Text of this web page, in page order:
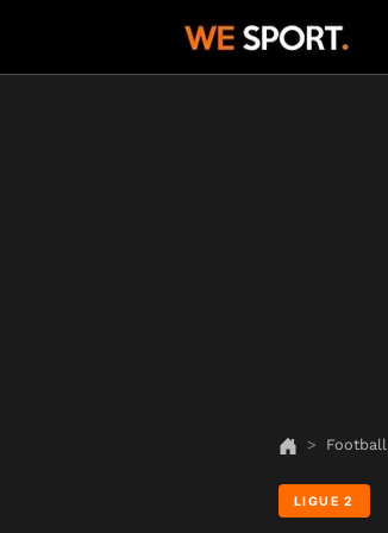
Football
LIGUE 2